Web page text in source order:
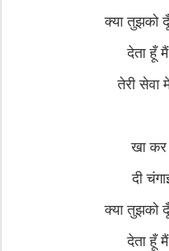
क्या तुझको
देता हूँ
तेरी सेवा
खा
दी
क्या तुझको
देता हूँ